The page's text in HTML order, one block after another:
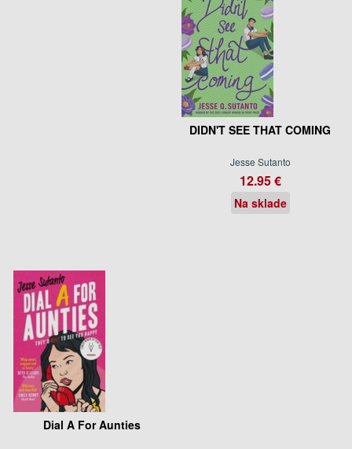
DIDN'T SEE THAT COMING
Jesse Sutanto
12.95 €
Na sklade
Dial A For Aunties